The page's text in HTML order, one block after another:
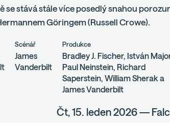
se stává stále více posedlý snahou
Göringem (Russell Crowe).
Scénář
James
Vanderbilt
Produkce
Bradley J. Fischer, István
Paul Neinstein, Richard
Saperstein, William Sherak a
James Vanderbilt
Čt, 15. leden 2026 —